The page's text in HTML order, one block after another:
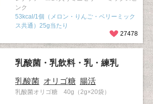
ンク
53kcal/1個（メロン・りんご・ベリーミック
ス共通）25g当たり
27478
乳酸菌・乳飲料・乳・練乳
乳酸菌 オリゴ糖 腸活
乳酸菌オリゴ糖 40g（2g×20袋）